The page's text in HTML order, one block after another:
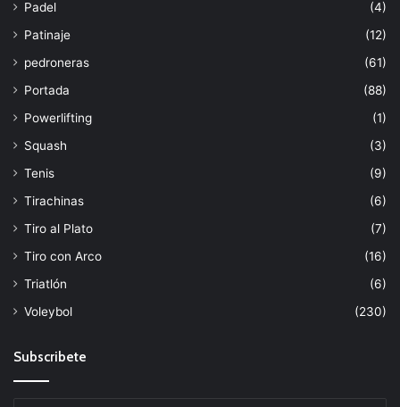
Padel
(4)
Patinaje
(12)
pedroneras
(61)
Portada
(88)
Powerlifting
(1)
Squash
(3)
Tenis
(9)
Tirachinas
(6)
Tiro al Plato
(7)
Tiro con Arco
(16)
Triatlón
(6)
Voleybol
(230)
Subscribete